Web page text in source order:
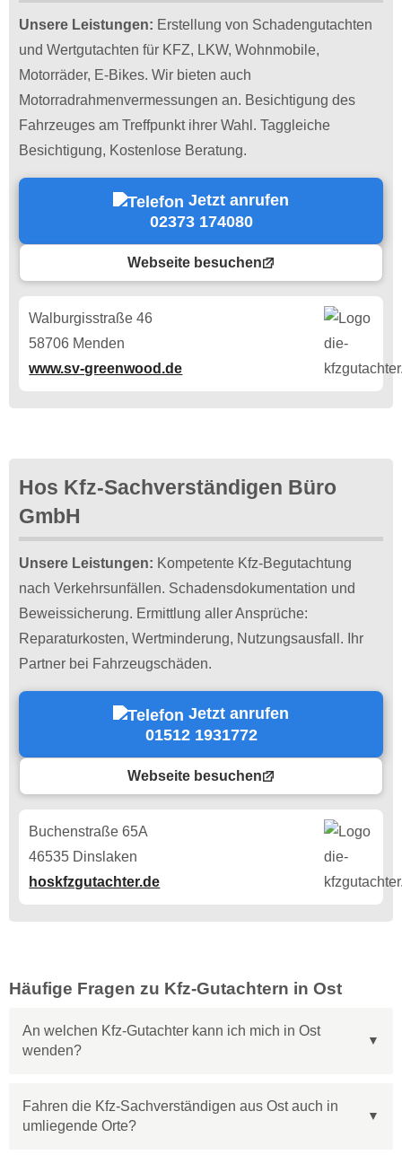
Unsere Leistungen: Erstellung von Schadengutachten
und Wertgutachten für KFZ, LKW, Wohnmobile,
Motorräder, E-Bikes. Wir bieten auch
Motorradrahmenvermessungen an. Besichtigung des
Fahrzeuges am Treffpunkt ihrer Wahl. Taggleiche
Besichtigung, Kostenlose Beratung.
Jetzt anrufen
02373 174080
Webseite besuchen
Walburgisstraße 46
58706 Menden
www.sv-greenwood.de
Hos Kfz-Sachverständigen Büro
GmbH
Unsere Leistungen: Kompetente Kfz-Begutachtung
nach Verkehrsunfällen. Schadensdokumentation und
Beweissicherung. Ermittlung aller Ansprüche:
Reparaturkosten, Wertminderung, Nutzungsausfall. Ihr
Partner bei Fahrzeugschäden.
Jetzt anrufen
01512 1931772
Webseite besuchen
Buchenstraße 65A
46535 Dinslaken
hoskfzgutachter.de
Häufige Fragen zu Kfz-Gutachtern in Ost
An welchen Kfz-Gutachter kann ich mich in Ost
wenden?
Fahren die Kfz-Sachverständigen aus Ost auch in
umliegende Orte?